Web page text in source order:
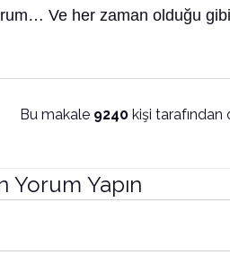
Ve her zaman olduğu
Bu makale 9240kişi tarafından
Yorum Yapın